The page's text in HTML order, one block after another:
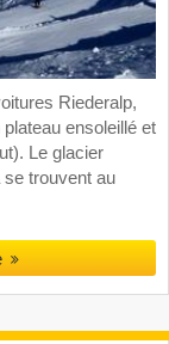
Riederalp,
ensoleillé et
Le glacier
se trouvent au